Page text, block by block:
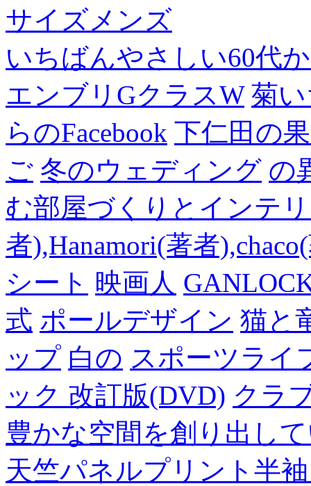
サイズメンズ
いちばんやさしい60代
エンブリGクラスW 菊
らのFacebook 下仁田の
ご 冬のウェディング の
む部屋づくりとインテ
者),Hanamori(著者
シート 映画人
式 ポールデザイン 猫と
ップ 白の スポーツライ
ック 改訂版(DVD) クラ
豊かな空間を創り出し
天竺パネルプリント半